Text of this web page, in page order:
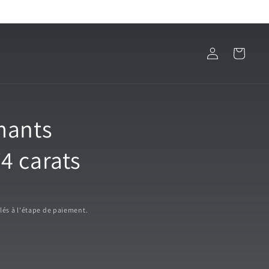
Connexion Panier
carats
à l'étape de paiement.